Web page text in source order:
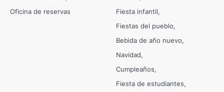
Oficina de reservas
Fiesta infantil
Fiestas del pueblo
Bebida de año nuevo
Navidad
Cumpleaños
Fiesta de estudiantes